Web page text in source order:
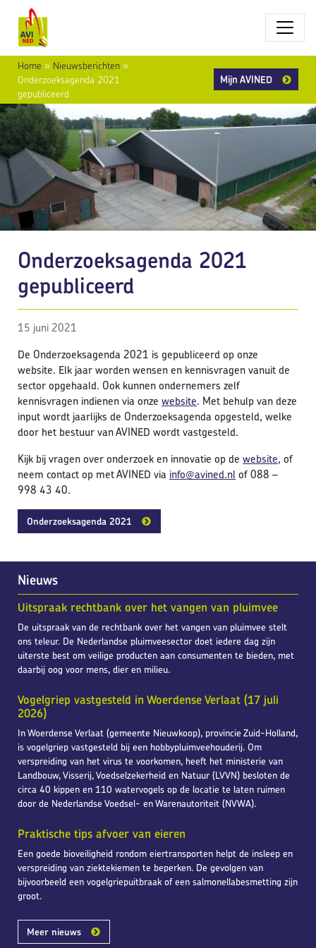
Home » Nieuwsberichten »
Onderzoeksagenda 2021
gepubliceerd
Mijn AVINED
Nieuws
Uitspraak rechtbank over het vangen van pluimvee
De uitspraak van de rechtbank over het vangen van pluimvee stelt
ons teleur. De Nederlandse pluimveesector doet iedere dag zijn
uiterste best om veilige producten aan consumenten te bieden, met
daarbij oog voor mens, dier en milieu.
Vogelgriep vastgesteld in Woerdense Verlaat (17 juli
2026)
In Woerdense Verlaat (gemeente Nieuwkoop), provincie Zuid-Holland,
is vogelgriep vastgesteld bij een hobbypluimveehouderij. Om
verspreiding van het virus te voorkomen, heeft het ministerie van
Landbouw, Visserij, Voedselzekerheid en Natuur (LVVN) besloten de
circa 40 kippen en 110 watervogels op de locatie te laten ruimen
door de Nederlandse Voedsel- en Warenautoriteit (NVWA).
Praktische tips afvoer van eieren
Een goede bioveiligheid rondom eiertransporten helpt de insleep en
verspreiding van ziektekiemen te beperken. De gevolgen van
bijvoorbeeld een vogelgriepuitbraak of een salmonellabesmetting zijn
groot.
Meer nieuws
Onderzoeksagenda 2021
gepubliceerd
15 juni 2021
De Onderzoeksagenda 2021 is gepubliceerd op onze
website. Elk jaar worden wensen en kennisvragen vanuit de
sector opgehaald. Ook kunnen ondernemers zelf
kennisvragen indienen via onze website. Met behulp van deze
input wordt jaarlijks de Onderzoeksagenda opgesteld, welke
door het bestuur van AVINED wordt vastgesteld.
Kijk bij vragen over onderzoek en innovatie op de website, of
neem contact op met AVINED via info@avined.nl of 088 –
998 43 40.
Onderzoeksagenda 2021